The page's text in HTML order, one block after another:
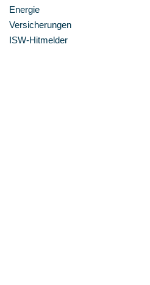
Energie
Versicherungen
ISW-Hitmelder